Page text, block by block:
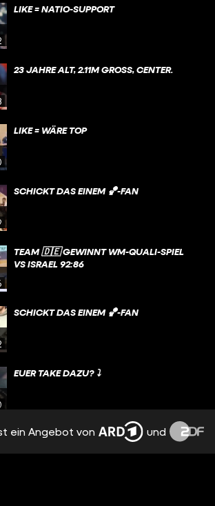
LIKE = NATIO-SUPPORT
23 JAHRE ALT, 2.11M GROSS, CENTER.
LIKE = WÄRE TOP
SCHICKT DAS EINEM 🏀-FAN
TEAM 🇩🇪 GEWINNT WM-QUALI-SPIEL
VS ISRAEL 92:86
SCHICKT DAS EINEM 🏀-FAN
EUER TAKE DAZU? ⤵️
SCHICKT DAS EINEM 🏀-FAN.
ein Angebot von und